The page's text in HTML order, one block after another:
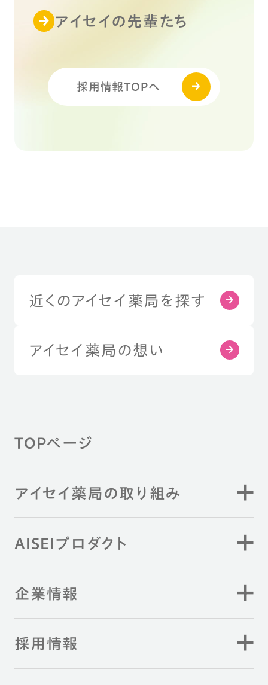
アイセイの先輩たち
採用情報TOPへ
近くのアイセイ薬局を探す
アイセイ薬局の想い
TOPページ
アイセイ薬局の取り組み
AISEIプロダクト
企業情報
採用情報